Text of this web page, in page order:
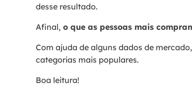
desse resultado.
Afinal, o que as pessoas mais
Com ajuda de alguns dados de
categorias mais populares.
Boa leitura!